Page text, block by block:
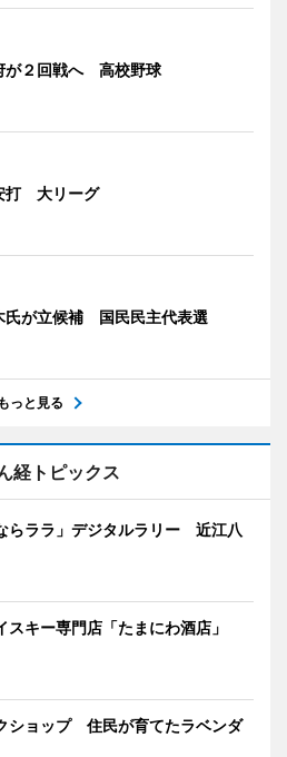
が２回戦へ 高校野球
打 大リーグ
氏が立候補 国民民主代表選
もっと見る
経トピックス
らララ」デジタルラリー 近江八
スキー専門店「たまにわ酒店」
ショップ 住民が育てたラベンダ